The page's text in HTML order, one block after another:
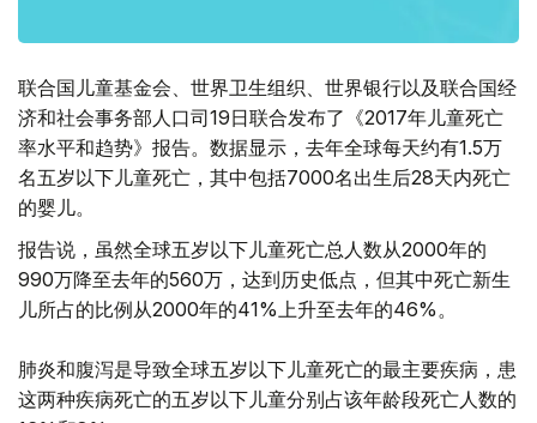
联合国儿童基金会、世界卫生组织、世界银行以及联合国经
济和社会事务部人口司19日联合发布了《2017年儿童死亡
率水平和趋势》报告。数据显示，去年全球每天约有1.5万
名五岁以下儿童死亡，其中包括7000名出生后28天内死亡
的婴儿。
报告说，虽然全球五岁以下儿童死亡总人数从2000年的
990万降至去年的560万，达到历史低点，但其中死亡新生
儿所占的比例从2000年的41%上升至去年的46%。
肺炎和腹泻是导致全球五岁以下儿童死亡的最主要疾病，患
这两种疾病死亡的五岁以下儿童分别占该年龄段死亡人数的